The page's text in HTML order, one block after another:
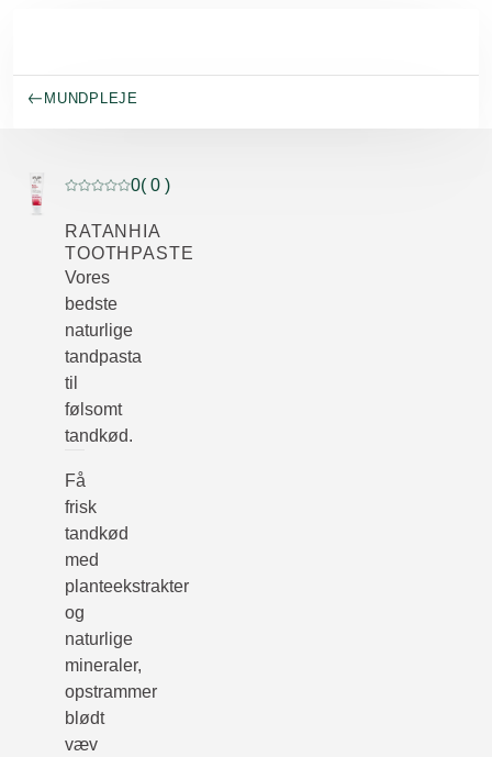
MUNDPLEJE
Current rating: 0 out of 5 stars rated by 0 customers
0( 0 )
RATANHIA
TOOTHPASTE
Vores
bedste
naturlige
tandpasta
til
følsomt
tandkød.
Få
frisk
tandkød
med
planteekstrakter
og
naturlige
mineraler,
opstrammer
blødt
væv